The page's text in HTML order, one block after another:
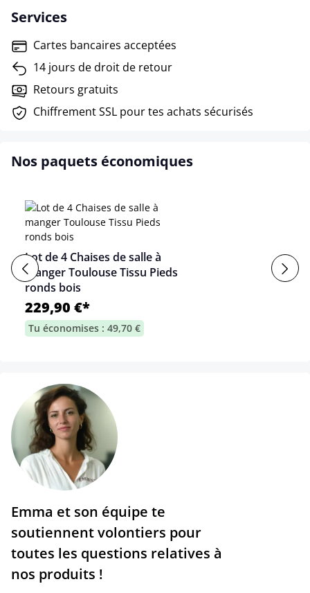
Services
Cartes bancaires acceptées
14 jours de droit de retour
Retours gratuits
Chiffrement SSL pour tes achats sécurisés
Nos paquets économiques
Lot de 4 Chaises de salle à
manger Toulouse Tissu Pieds
ronds bois
229,90 €*
Tu économises : 49,70 €
Emma et son équipe te
soutiennent volontiers pour
toutes les questions relatives à
nos produits !